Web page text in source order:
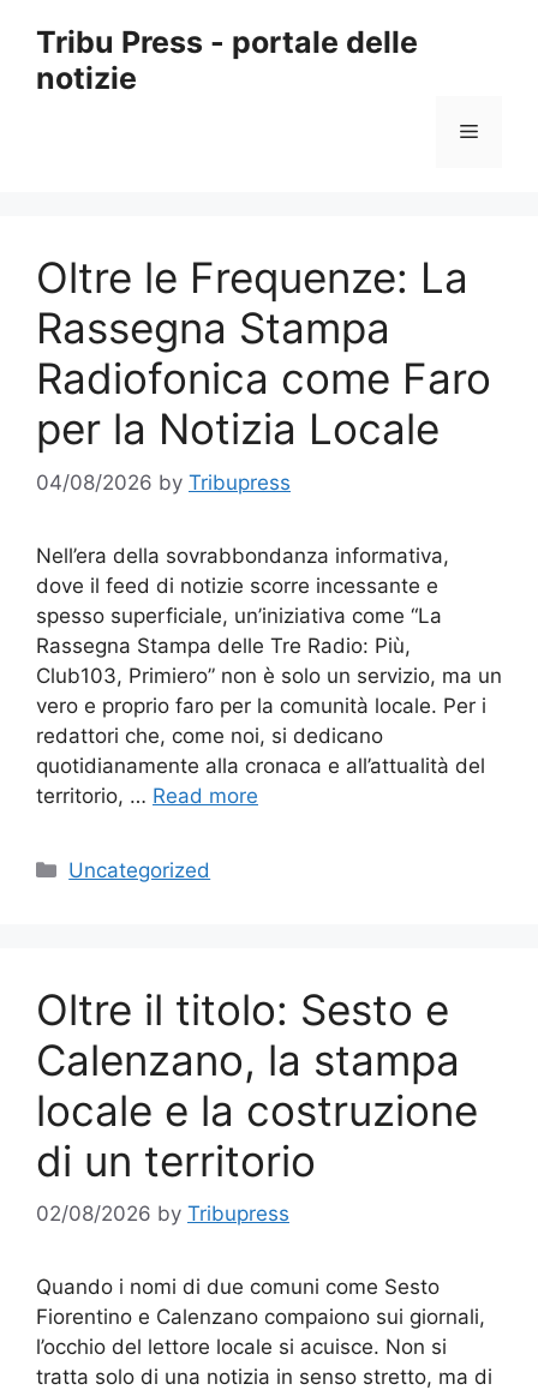
content
Tribu Press - portale delle
notizie
Menu
Oltre le Frequenze: La
Rassegna Stampa
Radiofonica come Faro
per la Notizia Locale
04/08/2026 by Tribupress
Nell’era della sovrabbondanza informativa,
dove il feed di notizie scorre incessante e
spesso superficiale, un’iniziativa come “La
Rassegna Stampa delle Tre Radio: Più,
Club103, Primiero” non è solo un servizio, ma un
vero e proprio faro per la comunità locale. Per i
redattori che, come noi, si dedicano
quotidianamente alla cronaca e all’attualità del
territorio, … Read more
Categories
Uncategorized
Oltre il titolo: Sesto e
Calenzano, la stampa
locale e la costruzione
di un territorio
02/08/2026 by Tribupress
Quando i nomi di due comuni come Sesto
Fiorentino e Calenzano compaiono sui giornali,
l’occhio del lettore locale si acuisce. Non si
tratta solo di una notizia in senso stretto, ma di